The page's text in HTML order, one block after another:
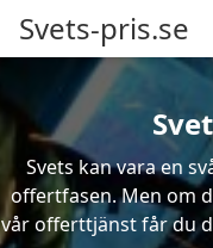
Svets-pris.se
Svets kan vara en
offertfasen. Men om
vår offerttjänst får du